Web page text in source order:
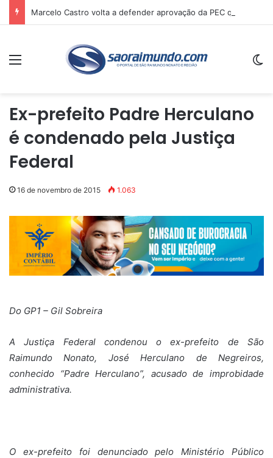
Menu
Ex-prefeito Padre Herculano
é condenado pela Justiça
Federal
16 de novembro de 2015 1.063
Do GP1 – Gil Sobreira
A Justiça Federal condenou o ex-prefeito de São
Raimundo Nonato, José Herculano de Negreiros,
conhecido “Padre Herculano”, acusado de improbidade
administrativa.
O ex-prefeito foi denunciado pelo Ministério Público